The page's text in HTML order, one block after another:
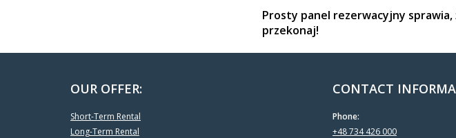
Prosty panel rezerwacyjny sprawia,
przekonaj!
OUR OFFER:
Short-Term Rental
Long-Term Rental
CONTACT
Phone:
+48 734 426 000